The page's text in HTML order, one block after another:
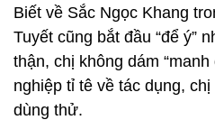
Biết về Sắc Ngọc Khang
Tuyết cũng bắt đầu “để ý”
thận, chị không dám
nghiệp tỉ tê về tác dụng,
dùng thử.